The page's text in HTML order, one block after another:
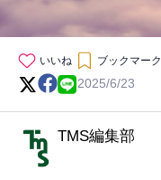
いいね ブックマーク
2025/6/23
TMS編集部